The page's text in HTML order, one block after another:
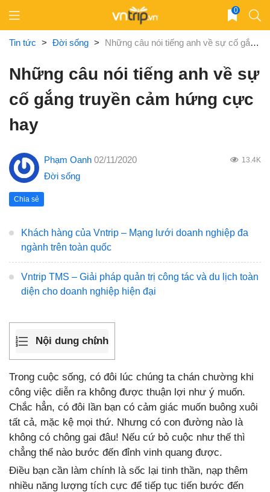
content
0
Tin tức > Đời sống > Những câu nói tiếng anh về sự cố gắng truyền cảm hứng cực hay
Những câu nói tiếng anh về sự
cố gắng truyền cảm hứng cực
hay
Phạm Oanh 02/11/2020 13.4K
Đời sống
Chia sẻ
Khách hàng của Vntrip – Mạng lưới doanh nghiệp đa
ngành trên toàn quốc
Vntrip TMS – Giải pháp quản trị công tác và du lịch toàn
diện cho doanh nghiệp hiện đại
Nội dung chính
Trong cuộc sống, có đôi lúc chúng ta chán chường khi
công việc diễn ra không được thuận lợi như ý muốn.
Chắc hẳn, có đôi lần bạn có cảm giác muốn buông xuôi
tất cả, mặc kệ mọi thứ. Nhưng có con đường nào là
không có chông gai đâu! Nếu cứ bỏ cuộc như thế thì
chẳng thể nào bước đến đỉnh vinh quang được.
Điều bạn cần làm chính là sốc lại tinh thần, nạp thêm
nhiều năng lượng tích cực để tiếp tục tiến bước đến